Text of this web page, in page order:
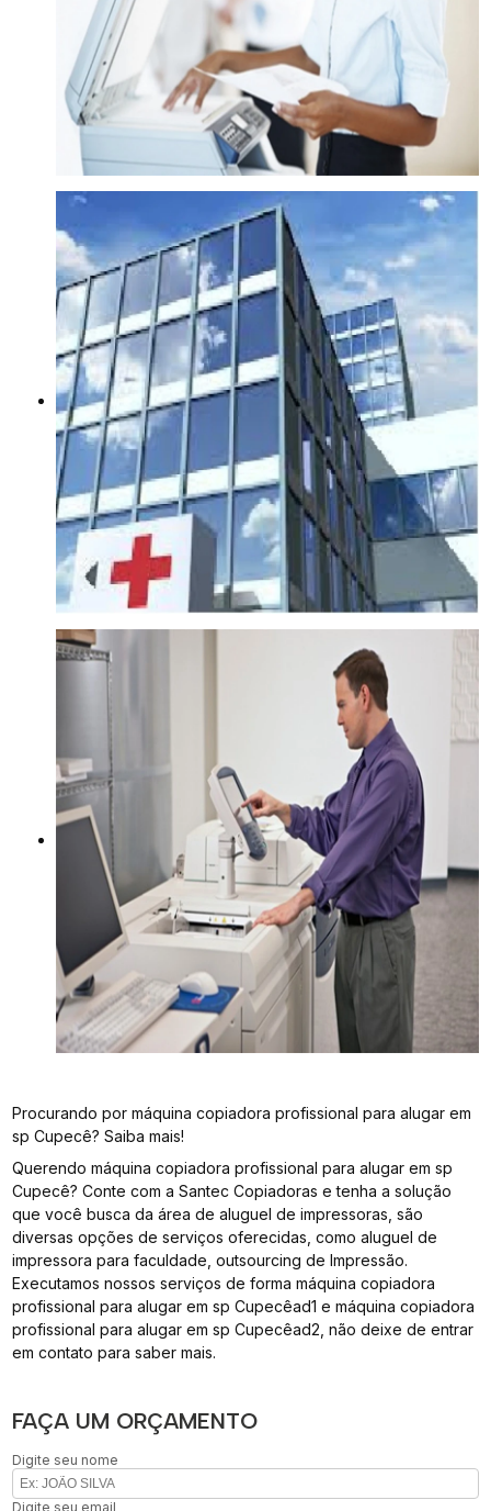
Procurando por máquina copiadora profissional para alugar em
sp Cupecê? Saiba mais!
Querendo máquina copiadora profissional para alugar em sp
Cupecê? Conte com a Santec Copiadoras e tenha a solução
que você busca da área de aluguel de impressoras, são
diversas opções de serviços oferecidas, como aluguel de
impressora para faculdade, outsourcing de Impressão.
Executamos nossos serviços de forma máquina copiadora
profissional para alugar em sp Cupecêad1 e máquina copiadora
profissional para alugar em sp Cupecêad2, não deixe de entrar
em contato para saber mais.
FAÇA UM ORÇAMENTO
Digite seu nome
Digite seu email